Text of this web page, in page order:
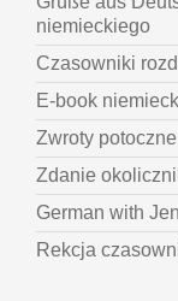
niemieckiego
Czasowniki
E-book
Zwroty potoczne
Zdanie
German with
Rekcja